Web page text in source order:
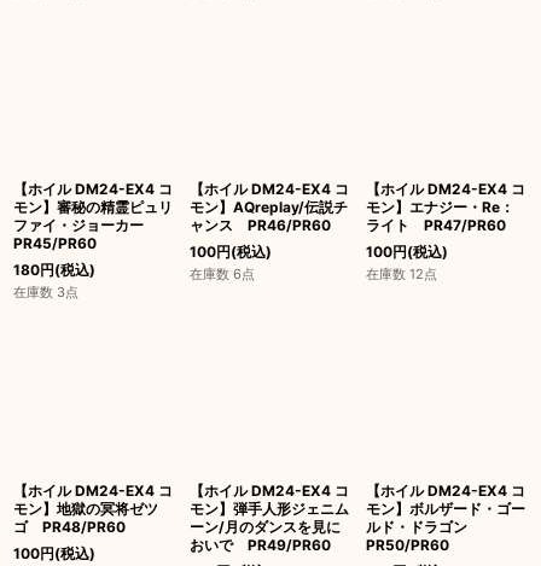
【ホイル DM24-EX4 コ
モン】審秘の精霊ピュリ
ファイ・ジョーカー
PR45/PR60
180円(税込)
在庫数 3点
【ホイル DM24-EX4 コ
モン】AQreplay/伝説チ
ャンス PR46/PR60
100円(税込)
在庫数 6点
【ホイル DM24-EX4 コ
モン】エナジー・Re：
ライト PR47/PR60
100円(税込)
在庫数 12点
【ホイル DM24-EX4 コ
モン】地獄の冥将ゼツ
ゴ PR48/PR60
100円(税込)
【ホイル DM24-EX4 コ
モン】弾手人形ジェニム
ーン/月のダンスを見に
おいで PR49/PR60
【ホイル DM24-EX4 コ
モン】ボルザード・ゴー
ルド・ドラゴン
PR50/PR60